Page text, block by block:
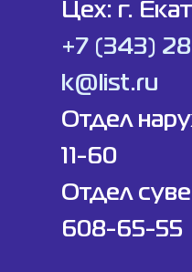
Цех: г.
+7 (343)
k@list.ru
Отдел
11-60
Отдел
608-65-55